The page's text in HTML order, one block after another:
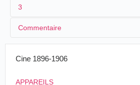
1
2
[Gaston Velle
3
≤ 04/1905
35
4
[France]
3
Espagne,
Barcelone
Commentaire
Cine 1896-1906
APPAREILS